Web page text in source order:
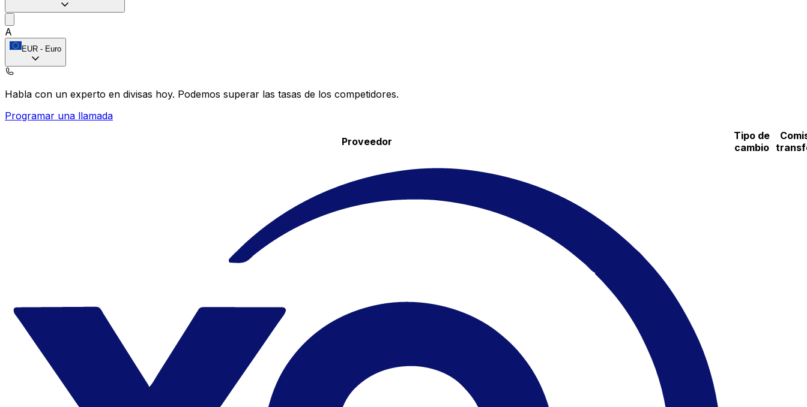
A
EUR - Euro
Habla con un experto en divisas hoy. Podemos superar las tasas de los competidores.
Programar una llamada
Proveedor
Tipo de
cambio